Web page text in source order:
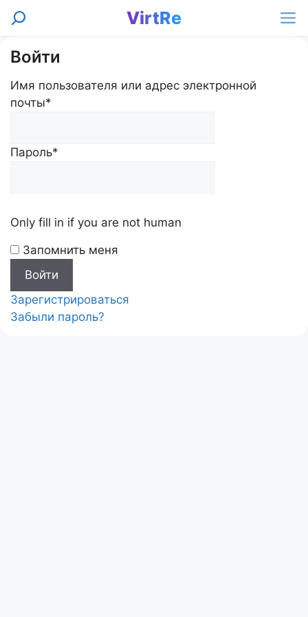
Перейти
VirtRe
Поиск
Войти
Имя пользователя или адрес электронной
почты*
Пароль*
Only fill in if you are not human
Запомнить меня
Зарегистрироваться
Забыли пароль?